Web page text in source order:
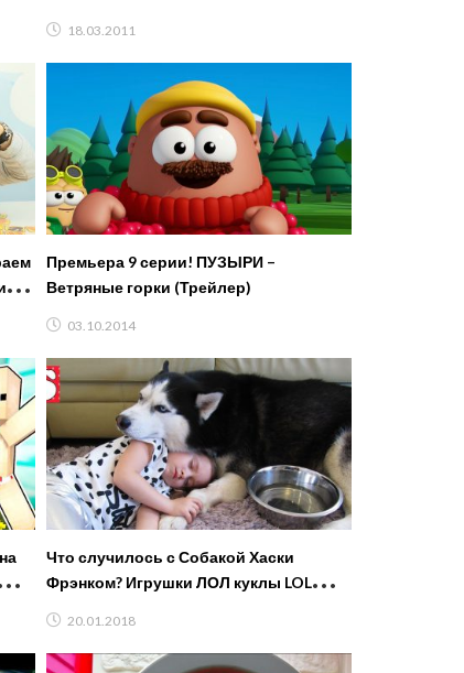
18.03.2011
Премьера 9 серии! ПУЗЫРИ –
Ветряные горки (Трейлер)
03.10.2014
Что случилось с Собакой Хаски
Фрэнком? Игрушки ЛОЛ куклы LOL
20.01.2018